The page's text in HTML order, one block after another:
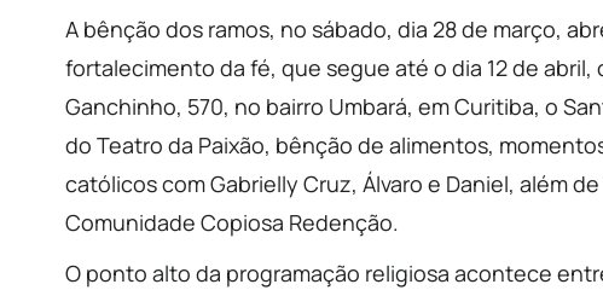
A bênção dos ramos, no sábado, dia 28 de março,
fortalecimento da fé, que segue até o dia 12 de
Ganchinho, 570, no bairro Umbará, em Curitiba, o
do Teatro da Paixão, bênção de alimentos,
católicos com Gabrielly Cruz, Álvaro e Daniel, além
Comunidade Copiosa Redenção.
O ponto alto da programação religiosa acontece